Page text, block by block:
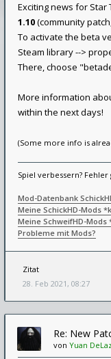
Exciting news for Star
1.10(community
To activate the beta
Steam library -->
There, choose
More information
within the next days!
(Some more info is
Spiel verbessern? Fehler
Mod-Datenbank
Meine SchickHD-Mods
Meine SchweifHD-Mods
Probleme mit Mods?
Zitat
28. Feb 2021, 08:27
Re: New
von Yuan